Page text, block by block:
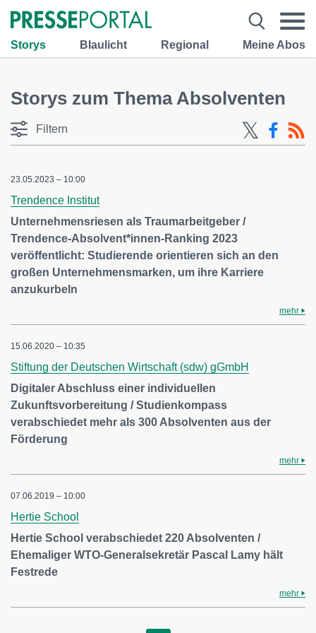
Storys Blaulicht Regional Meine Abos
Storys zum Thema Absolventen
Filtern
23.05.2023 – 10:00
Trendence Institut
Unternehmensriesen als Traumarbeitgeber /
Trendence-Absolvent*innen-Ranking 2023
veröffentlicht: Studierende orientieren sich an den
großen Unternehmensmarken, um ihre Karriere
anzukurbeln
mehr
15.06.2020 – 10:35
Stiftung der Deutschen Wirtschaft (sdw) gGmbH
Digitaler Abschluss einer individuellen
Zukunftsvorbereitung / Studienkompass
verabschiedet mehr als 300 Absolventen aus der
Förderung
mehr
07.06.2019 – 10:00
Hertie School
Hertie School verabschiedet 220 Absolventen /
Ehemaliger WTO-Generalsekretär Pascal Lamy hält
Festrede
mehr